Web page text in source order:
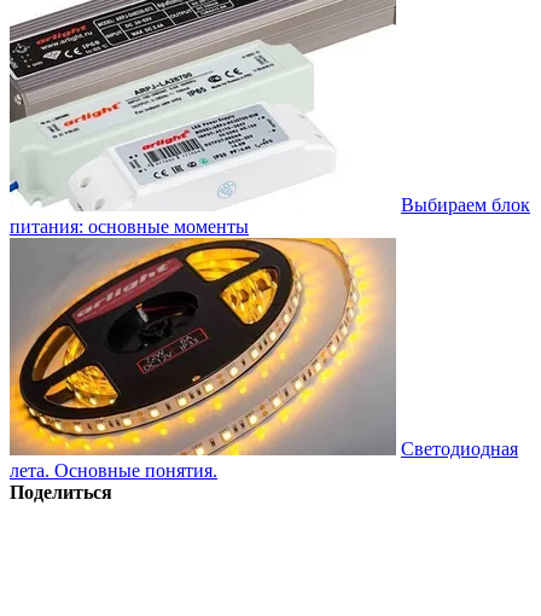
Выбираем блок
питания: основные моменты
Светодиодная
лета. Основные понятия.
Поделиться